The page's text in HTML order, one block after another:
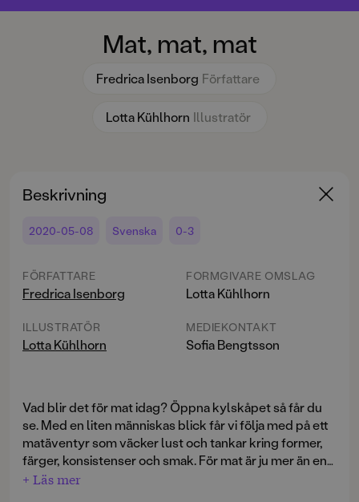
Mat, mat, mat
Fredrica Isenborg Författare
Lotta Kühlhorn Illustratör
Beskrivning
2020-05-08 Svenska 0-3
FÖRFATTARE
Fredrica Isenborg
ILLUSTRATÖR
Lotta Kühlhorn
FORMGIVARE OMSLAG
Lotta Kühlhorn
MEDIEKONTAKT
Sofia Bengtsson
Vad blir det för mat idag? Öppna kylskåpet så får du
se. Med en liten människas blick får vi följa med på ett
matäventyr som väcker lust och tankar kring former,
färger, konsistenser och smak. För mat är ju mer än en
smak i munnen. Hur känns spagetti och hur smakar
+ Läs mer